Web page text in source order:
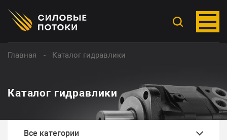
Главная Каталог гидравлики
Каталог гидравлики
Все категории